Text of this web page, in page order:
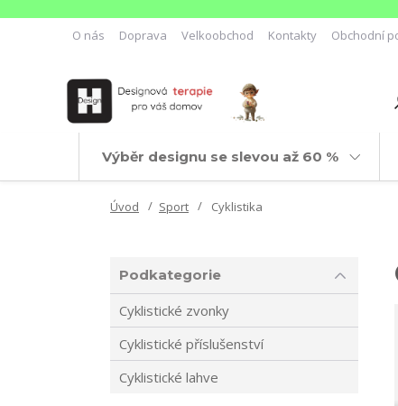
O nás Doprava Velkoobchod Kontakty Obchodní
Výběr designu se slevou až 60 %
Úvod Sport Cyklistika
Podkategorie
Cyklistické zvonky
Cyklistické příslušenství
Cyklistické lahve